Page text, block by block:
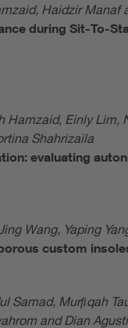
Haidzir Manaf
during Sit-To-
Hamzaid, Einly Lim,
Shahrizaila
evaluating
Wang, Yaping
custom
Samad, Murﬁqah
and Dian